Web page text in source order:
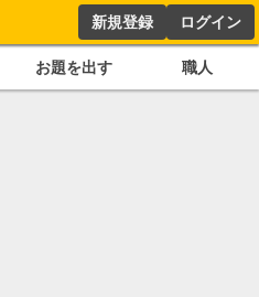
新規登録 ログイン
お題を出す 職人